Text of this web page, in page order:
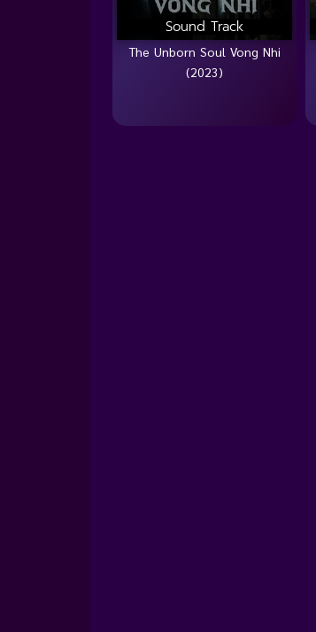
Sound Track
The Unborn Soul Vong Nhi
(2023)